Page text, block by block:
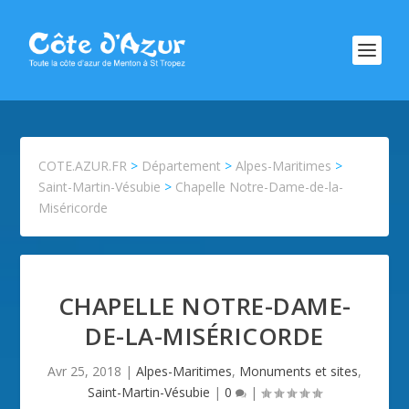
COTE.AZUR.FR > Département >Alpes-Maritimes >
Saint-Martin-Vésubie > Chapelle Notre-Dame-de-la-
Miséricorde
CHAPELLE NOTRE-DAME-
DE-LA-MISÉRICORDE
Avr 25, 2018 | Alpes-Maritimes, Monuments et sites,
Saint-Martin-Vésubie | 0 |